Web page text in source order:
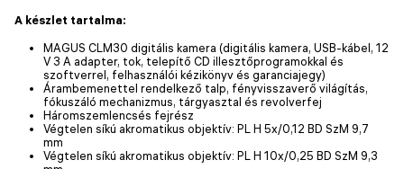
A készlet tartalma:
MAGUS CLM30 digitális kamera (digitális kamera, USB-kábel, 12
V 3 A adapter, tok, telepítő CD illesztőprogramokkal és
szoftverrel, felhasználói kézikönyv és garanciajegy)
Árambemenettel rendelkező talp, fényvisszaverő világítás,
fókuszáló mechanizmus, tárgyasztal és revolverfej
Háromszemlencsés fejrész
Végtelen síkú akromatikus objektív: PL H 5x/0,12 BD SzM 9,7
mm
Végtelen síkú akromatikus objektív: PL H 10x/0,25 BD SzM 9,3